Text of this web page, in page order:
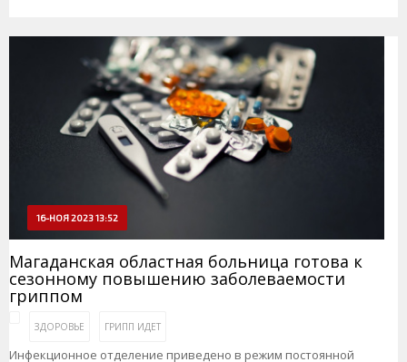
16-НОЯ 2023 13:52
Магаданская областная больница готова к
сезонному повышению заболеваемости
гриппом
ЗДОРОВЬЕ ГРИПП ИДЕТ
Инфекционное отделение приведено в режим постоянной